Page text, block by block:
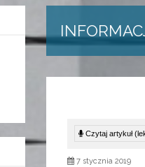
Czytaj artykuł
7 stycznia 2019